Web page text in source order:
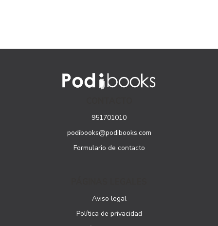
951701010
podibooks@podibooks.com
Formulario de contacto
Aviso legal
Política de privacidad